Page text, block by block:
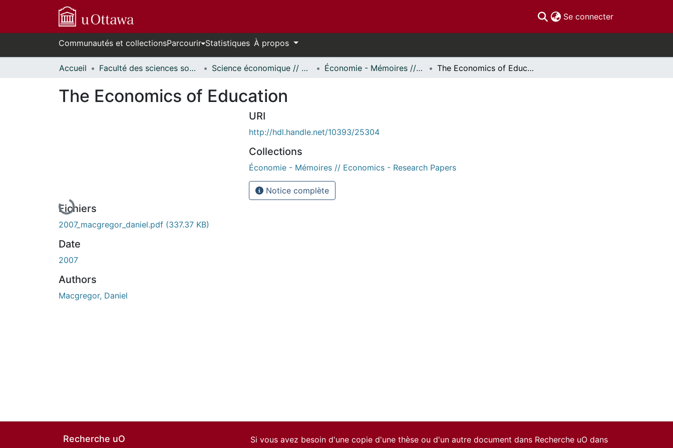
Se connecter(current)
Communautés et collectionsParcourir Statistiques À propos
Accueil Faculté des sciences sociales // Faculty of Social Sciences Science économique // Economics Économie - Mémoires // Economics - Research Papers The Economics of Education
The Economics of Education
Fichiers
2007_macgregor_daniel.pdf (337.37 KB)
Date
2007
Authors
Macgregor, Daniel
URI
http://hdl.handle.net/10393/25304
Collections
Économie - Mémoires // Economics - Research Papers
Notice complète
Recherche uO
Si vous avez besoin d'une copie d'une thèse ou d'un autre document dans Recherche uO dans